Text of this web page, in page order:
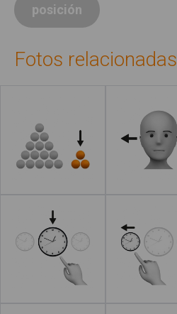
posición
Fotos relacionadas